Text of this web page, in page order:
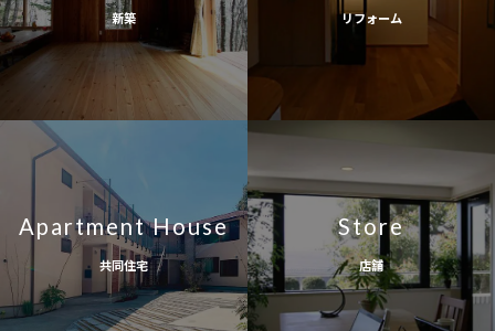
新築 リフォーム
Apartment House
共同住宅
Store
店舗